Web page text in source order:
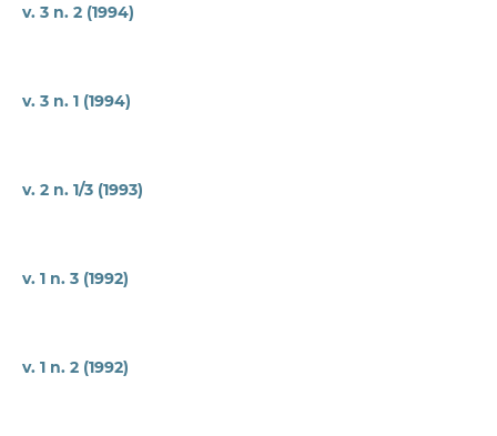
v. 3 n. 2 (1994)
v. 3 n. 1 (1994)
v. 2 n. 1/3 (1993)
v. 1 n. 3 (1992)
v. 1 n. 2 (1992)